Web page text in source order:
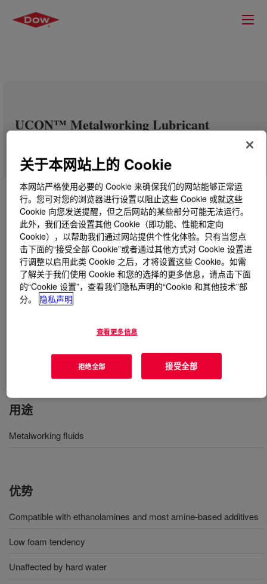
UCON™ Metalworking Lubricant
什么是UCON™ Metalworking Lubricant EPML483
An anionic modified polyalkylene glycol which provides
both hydrodynamic and extreme pressure lubrication.
while being completely water soluble at ambient
用途
Metalworking fluids
优势
Compatible with ethanolamines and most amine-based additives
Low foam tendency
Unaffected by hard water
关于本网站上的 Cookie
本网站严格使用必要的 Cookie 来确保我们的网站能够正常运
行。您可对您的浏览器进行设置以阻止这些 Cookie 或就这些
Cookie 向您发送提醒，但之后网站的某些部分可能无法运行。
此外，我们还会设置其他 Cookie（即功能、性能和定向
Cookie），以帮助我们通过网站提供个性化体验。只有当您点
击下面的“接受全部 Cookie”或者通过其他方式对 Cookie 设置进
行调整以启用此类 Cookie 之后，才将设置这些 Cookie。如需
了解关于我们使用 Cookie 和您的选择的更多信息，请点击下面
的“Cookie 设置”，查看我们隐私声明的“Cookie 和其他技术”部
分。
隐私声明
查看更多信息
拒绝全部 接受全部